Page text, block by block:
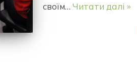
своїм… Читати далі »